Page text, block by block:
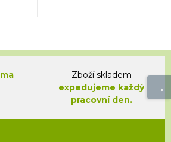
Zboží skladem
expedujeme každý
pracovní den.